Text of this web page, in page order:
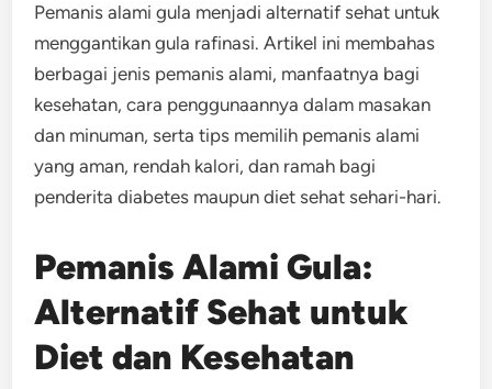
Pemanis alami gula menjadi alternatif sehat untuk
menggantikan gula rafinasi. Artikel ini membahas
berbagai jenis pemanis alami, manfaatnya bagi
kesehatan, cara penggunaannya dalam masakan
dan minuman, serta tips memilih pemanis alami
yang aman, rendah kalori, dan ramah bagi
penderita diabetes maupun diet sehat sehari-hari.
Pemanis Alami Gula:
Alternatif Sehat untuk
Diet dan Kesehatan